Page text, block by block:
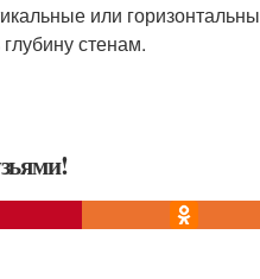
или
стенам.